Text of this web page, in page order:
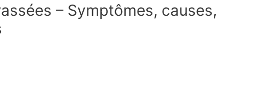
– Symptômes, causes,